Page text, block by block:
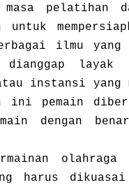
masa pelatihan
untuk
ilmu
dianggap
instansi yang
ini pemain
dengan
harus